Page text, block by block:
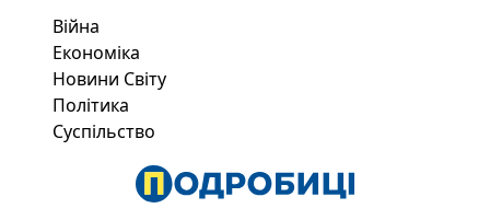
Війна
Економіка
Новини Світу
Політика
Суспільство